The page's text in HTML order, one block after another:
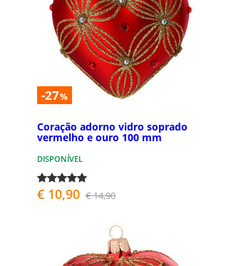
-27%
Coração adorno vidro soprado
vermelho e ouro 100 mm
DISPONÍVEL
€ 10,90 € 14,90